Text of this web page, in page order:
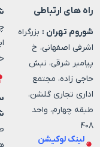
راه های ارتباطی
شوروم تهران : بزرگراه
اشرفی اصفهانی، خ
پیامبر شرقی، نبش
حاجی زاده، مجتمع
اداری تجاری گلشن،
طبقه چهارم، واحد
۴۰۸
لینک لوکیشن